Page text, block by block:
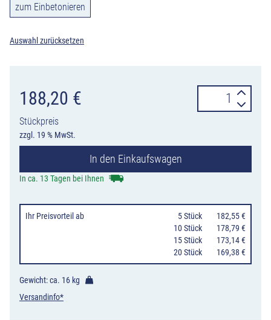
zum Einbetonieren
Auswahl zurücksetzen
188,20 €
Stückpreis
zzgl. 19 % MwSt.
Scooter-
Reihenparker
5
oder
Einbetonieren
Menge
In den Einkaufswagen
In ca. 13 Tagen bei Ihnen
Ihr Preisvorteil ab 5 Stück
182,55 €
10 Stück
178,79 €
15 Stück
173,14 €
20 Stück
169,38 €
Gewicht: ca. 16 kg
Versandinfo*